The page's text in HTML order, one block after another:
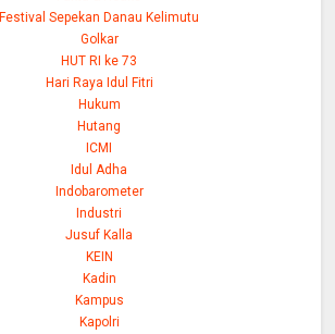
Festival Sepekan Danau Kelimutu
Golkar
HUT RI ke 73
Hari Raya Idul Fitri
Hukum
Hutang
ICMI
Idul Adha
Indobarometer
Industri
Jusuf Kalla
KEIN
Kadin
Kampus
Kapolri